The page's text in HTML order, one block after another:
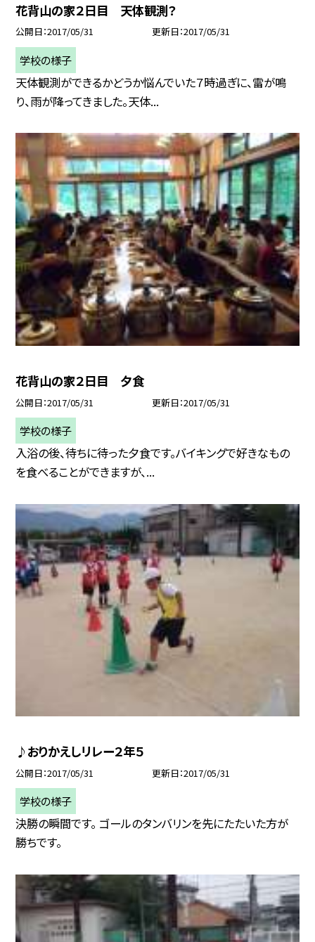
花背山の家２日目 天体観測？
公開日 2017/05/31 更新日 2017/05/31
学校の様子
天体観測ができるかどうか悩んでいた７時過ぎに、雷が鳴
り、雨が降ってきました。天体...
花背山の家２日目 夕食
公開日 2017/05/31 更新日 2017/05/31
学校の様子
入浴の後、待ちに待った夕食です。バイキングで好きなもの
を食べることができますが、...
♪おりかえしリレー２年５
公開日 2017/05/31 更新日 2017/05/31
学校の様子
決勝の瞬間です。 ゴールのタンバリンを先にたたいた方が
勝ちです。